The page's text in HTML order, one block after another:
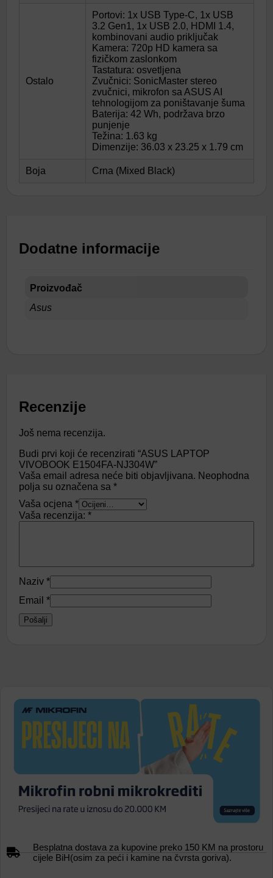
Ostalo
Portovi: 1x USB Type-C, 1x USB
3.2 Gen1, 1x USB 2.0, HDMI 1.4,
kombinovani audio priključak
Kamera: 720p HD kamera sa
fizičkom zaslonkom
Tastatura: osvetljena
Zvučnici: SonicMaster stereo
zvučnici, mikrofon sa ASUS AI
tehnologijom za poništavanje šuma
Baterija: 42 Wh, podržava brzo
punjenje
Težina: 1.63 kg
Dimenzije: 36.03 x 23.25 x 1.79 cm
Boja Crna (Mixed Black)
Dodatne informacije
Proizvođač
Asus
Recenzije
Još nema recenzija.
Budi prvi koji će recenzirati “ASUS LAPTOP
VIVOBOOK E1504FA-NJ304W”
Vaša email adresa neće biti objavljivana. Neophodna
polja su označena sa *
Vaša ocjena *
Vaša recenzija: *
Naziv *
Email *
Besplatna dostava za kupovine preko 150 KM na prostoru
cijele BiH(osim za peći i kamine na čvrsta goriva).